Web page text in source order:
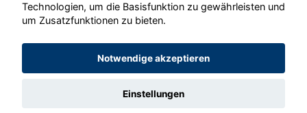
© konjunkturmotor.de GmbH 2020 - 2026
Technologien, um die Basisfunktion zu gewährleisten und
um Zusatzfunktionen zu bieten.
Notwendige akzeptieren
Einstellungen